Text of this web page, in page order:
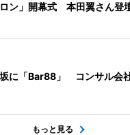
ン」開幕式 本田翼さん登
に「Bar88」 コンサル会
もっと見る